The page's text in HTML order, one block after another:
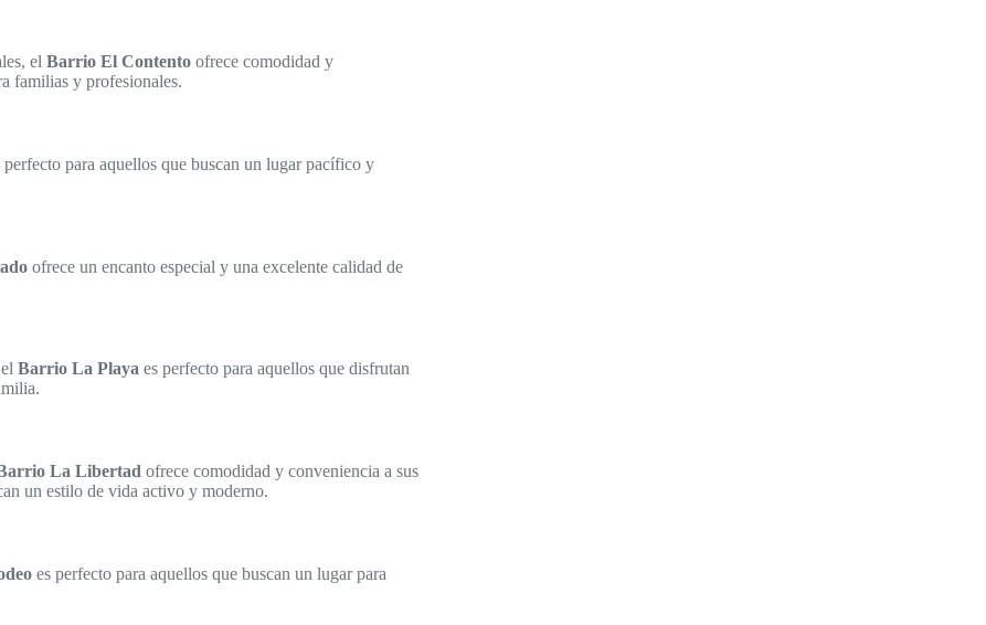
el Barrio El Contento ofrece comodidad y
familias y profesionales.
perfecto para aquellos que buscan un lugar pacífico y
ofrece un encanto especial y una excelente calidad de
Barrio La Playa es perfecto para aquellos que disfrutan
La Libertad ofrece comodidad y conveniencia a sus
un estilo de vida activo y moderno.
es perfecto para aquellos que buscan un lugar para